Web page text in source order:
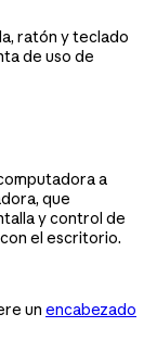
ratón y teclado
de uso de
a
que
y control de
el escritorio.
un encabezado